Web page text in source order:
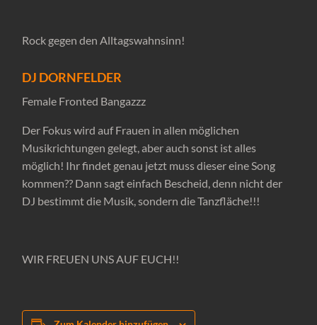
Rock gegen den Alltagswahnsinn!
DJ DORNFELDER
Female Fronted Bangazzz
Der Fokus wird auf Frauen in allen möglichen
Musikrichtungen gelegt, aber auch sonst ist alles
möglich! Ihr findet genau jetzt muss dieser eine Song
kommen?? Dann sagt einfach Bescheid, denn nicht der
DJ bestimmt die Musik, sondern die Tanzfläche!!!
WIR FREUEN UNS AUF EUCH!!